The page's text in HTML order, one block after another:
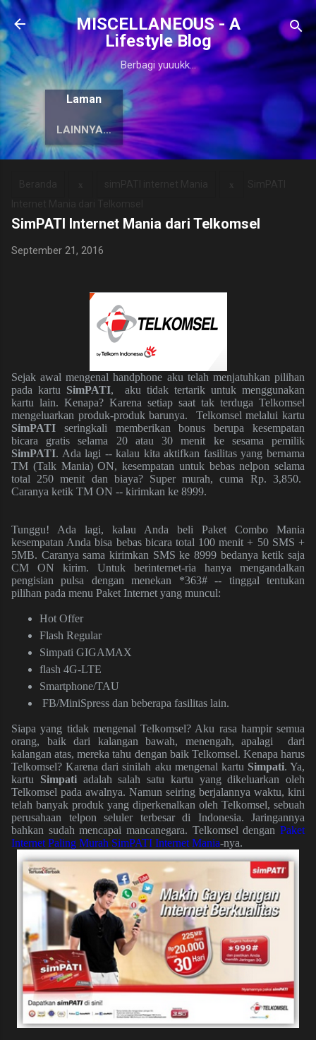
Langsung ke konten utama
MISCELLANEOUS - A
Lifestyle Blog
Berbagi yuuukk...
Laman
LAINNYA…
SimPATI Internet Mania dari Telkomsel
September 21, 2016
Sejak awal mengenal handphone aku telah menjatuhkan pilihan
pada kartu SimPATI, aku tidak tertarik untuk menggunakan
kartu lain. Kenapa? Karena setiap saat tak terduga Telkomsel
mengeluarkan produk-produk barunya.
Telkomsel melalui kartu
SimPATI seringkali memberikan bonus berupa kesempatan
bicara gratis selama 20 atau 30 menit ke sesama pemilik
SimPATI. Ada lagi -- kalau kita aktifkan fasilitas yang bernama
TM (Talk Mania) ON, kesempatan untuk bebasnelpon selama
total 250 menit dan biaya? Super murah, cuma Rp. 3,850.
Caranya ketik TM ON -- kirimkan ke 8999.
Tunggu! Ada lagi, kalau Anda beli Paket Combo Mania
kesempatan Anda bisa bebas bicara total 100 menit + 50 SMS +
5MB. Caranya samakirimkan SMS ke 8999 bedanyaketiksaja
CM ON kirim. Untuk berinternet-ria hanya mengandalkan
pengisian pulsa dengan menekan *363# -- tinggal tentukan
pilihan pada menu Paket Internet yang muncul:
Hot Offer
Flash Regular
Simpati GIGAMAX
flash 4G-LTE
Smartphone/TAU
FB/MiniSpress dan beberapa fasilitas lain.
Siapa yang tidak mengenal Telkomsel? Aku rasa hampir semua
orang, baik dari kalangan bawah, menengah, apalagi dari
kalangan atas, merekatahu dengan baik Telkomsel. Kenapa harus
Telkomsel? Karena dari sinilah aku mengenal kartu Simpati. Ya,
kartu Simpatiadalah salah satu kartu yang dikeluarkan oleh
Telkomsel pada awalnya. Namun seiring berjalannya waktu, kini
telah banyak produk yang diperkenalkan oleh Telkomsel, sebuah
perusahaan telpon seluler terbesar di Indonesia. Jaringannya
bahkan sudah mencapai mancanegara. Telkomsel dengan Paket
Internet Paling Murah SimPATI Internet Mania-nya.